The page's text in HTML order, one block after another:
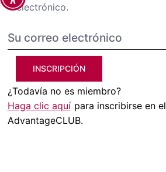
electrónico.
INSCRIPCIÓN
¿Todavía no es miembro?
Haga clic aquí para inscribirse en el
AdvantageCLUB.